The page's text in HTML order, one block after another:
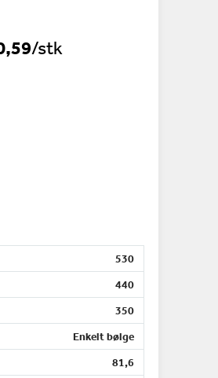
/stk
530
440
350
Enkelt bølge
81,6